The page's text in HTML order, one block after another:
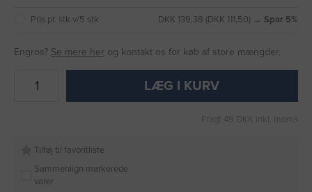
Pris pr. stk v/5 stk DKK 139,38 (DKK 111,50) → Spar 5%
Engros? Se mere her og kontakt os for køb af store mængder.
LÆG I KURV
Fragt 49 DKK inkl. moms
Tilføj til favoritliste
Sammenlign markerede
varer